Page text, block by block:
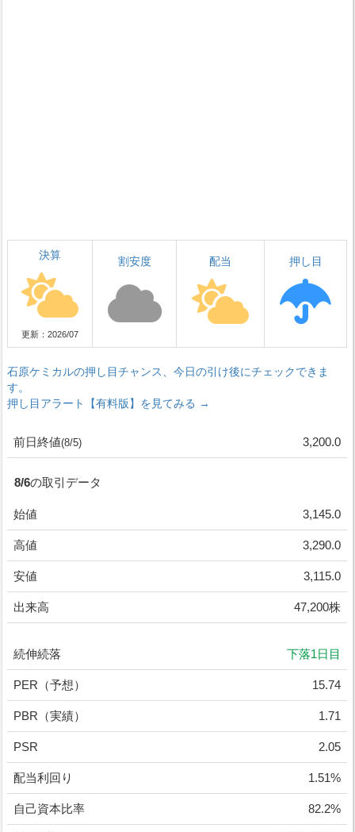
決算
更新：2026/07
割安度 配当 押し目
石原ケミカルの押し目チャンス、今日の引け後にチェックできま
す。
押し目アラート【有料版】を見てみる →
前日終値(8/5) 3,200.0
8/6の取引データ
始値 3,145.0
高値 3,290.0
安値 3,115.0
出来高 47,200株
続伸続落 下落1日目
PER（予想） 15.74
PBR（実績） 1.71
PSR 2.05
配当利回り 1.51%
自己資本比率 82.2%